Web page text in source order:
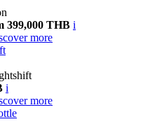
399,000 THB i
more
i
more